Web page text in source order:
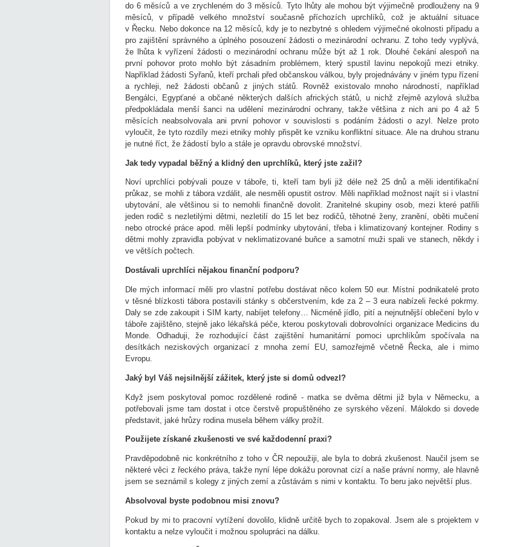
do 6 měsíců a ve zrychleném do 3 měsíců. Tyto lhůty ale mohou být výjimečně prodlouženy na 9
měsíců, v případě velkého množství současně příchozích uprchlíků, což je aktuální situace
v Řecku. Nebo dokonce na 12 měsíců, kdy je to nezbytné s ohledem výjimečné okolnosti případu a
pro zajištění správného a úplného posouzení žádosti o mezinárodní ochranu. Z toho tedy vyplývá,
že lhůta k vyřízení žádosti o mezinárodní ochranu může být až 1 rok. Dlouhé čekání alespoň na
první pohovor proto mohlo být zásadním problémem, který spustil lavinu nepokojů mezi etniky.
Například žádosti Syřanů, kteří prchali před občanskou válkou, byly projednávány v jiném typu řízení
a rychleji, než žádosti občanů z jiných států. Rovněž existovalo mnoho národností, například
Bengálci, Egypťané a občané některých dalších afrických států, u nichž zřejmě azylová služba
předpokládala menší šanci na udělení mezinárodní ochrany, takže většina z nich ani po 4 až 5
měsících neabsolvovala ani první pohovor v souvislosti s podáním žádosti o azyl. Nelze proto
vyloučit, že tyto rozdíly mezi etniky mohly přispět ke vzniku konfliktní situace. Ale na druhou stranu
je nutné říct, že žádostí bylo a stále je opravdu obrovské množství.
Jak tedy vypadal běžný a klidný den uprchlíků, který jste zažil?
Noví uprchlíci pobývali pouze v táboře, ti, kteří tam byli již déle než 25 dnů a měli identifikační
průkaz, se mohli z tábora vzdálit, ale nesměli opustit ostrov. Měli například možnost najít si i vlastní
ubytování, ale většinou si to nemohli finančně dovolit. Zranitelné skupiny osob, mezi které patřili
jeden rodič s nezletilými dětmi, nezletilí do 15 let bez rodičů, těhotné ženy, zranění, oběti mučení
nebo otrocké práce apod. měli lepší podmínky ubytování, třeba i klimatizovaný kontejner. Rodiny s
dětmi mohly zpravidla pobývat v neklimatizované buňce a samotní muži spali ve stanech, někdy i
ve větších počtech.
Dostávali uprchlíci nějakou finanční podporu?
Dle mých informací měli pro vlastní potřebu dostávat něco kolem 50 eur. Místní podnikatelé proto
v těsné blízkosti tábora postavili stánky s občerstvením, kde za 2 – 3 eura nabízeli řecké pokrmy.
Daly se zde zakoupit i SIM karty, nabíjet telefony… Nicméně jídlo, pití a nejnutnější oblečení bylo v
táboře zajištěno, stejně jako lékařská péče, kterou poskytovali dobrovolníci organizace Medicins du
Monde. Odhaduji, že rozhodující část zajištění humanitární pomoci uprchlíkům spočívala na
desítkách neziskových organizací z mnoha zemí EU, samozřejmě včetně Řecka, ale i mimo
Evropu.
Jaký byl Váš nejsilnější zážitek, který jste si domů odvezl?
Když jsem poskytoval pomoc rozdělené rodině - matka se dvěma dětmi již byla v Německu, a
potřebovali jsme tam dostat i otce čerstvě propuštěného ze syrského vězení. Málokdo si dovede
představit, jaké hrůzy rodina musela během války prožít.
Použijete získané zkušenosti ve své každodenní praxi?
Pravděpodobně nic konkrétního z toho v ČR nepoužiji, ale byla to dobrá zkušenost. Naučil jsem se
některé věci z řeckého práva, takže nyní lépe dokážu porovnat cizí a naše právní normy, ale hlavně
jsem se seznámil s kolegy z jiných zemí a zůstávám s nimi v kontaktu. To beru jako největší plus.
Absolvoval byste podobnou misi znovu?
Pokud by mi to pracovní vytížení dovolilo, klidně určitě bych to zopakoval. Jsem ale s projektem v
kontaktu a nelze vyloučit i možnou spolupráci na dálku.